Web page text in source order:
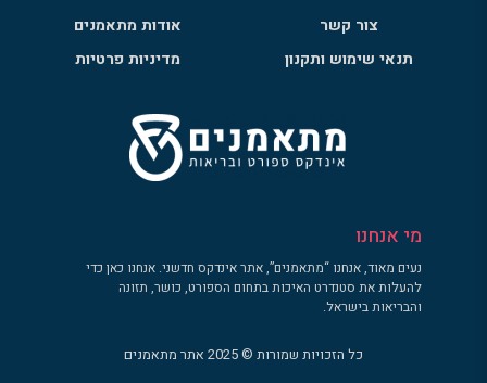
צור קשר
אודות מתאמנים
תנאי שימוש ותקנון
מדיניות פרטיות
מי אנחנו
נעים מאוד, אנחנו “מתאמנים”, אתר אינדקס חדשני. אנחנו כאן כדי
להעלות את סטנדרט האיכות בתחום הספורט, כושר, תזונה
והבריאות בישראל.
כל הזכויות שמורות © 2025 אתר מתאמנים